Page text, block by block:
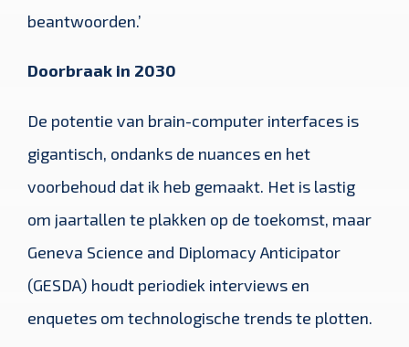
beantwoorden.’
Doorbraak in 2030
De potentie van brain-computer interfaces is
gigantisch, ondanks de nuances en het
voorbehoud dat ik heb gemaakt. Het is lastig
om jaartallen te plakken op de toekomst, maar
Geneva Science and Diplomacy Anticipator
(GESDA) houdt periodiek interviews en
enquetes om technologische trends te plotten.